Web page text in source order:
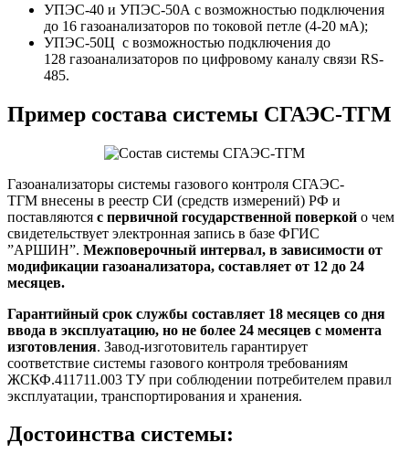
УПЭС-40 и УПЭС-50А с возможностью подключения
до 16 газоанализаторов по токовой петле (4-20 мА);
УПЭС-50Ц с возможностью подключения до
128 газоанализаторов по цифровому каналу связи RS-
485.
Пример состава системы СГАЭС-ТГМ
Газоанализаторы системы газового контроля СГАЭС-
ТГМ внесены в реестр СИ (средств измерений) РФ и
поставляются с первичной государственной поверкой о чем
свидетельствует электронная запись в базе ФГИС
”АРШИН”. Межповерочный интервал, в зависимости от
модификации газоанализатора, составляет от 12 до 24
месяцев.
Гарантийный срок службы составляет 18 месяцев со дня
ввода в эксплуатацию, но не более 24 месяцев с момента
изготовления. Завод-изготовитель гарантирует
соответствие системы газового контроля требованиям
ЖСКФ.411711.003 ТУ при соблюдении потребителем правил
эксплуатации, транспортирования и хранения.
Достоинства системы: